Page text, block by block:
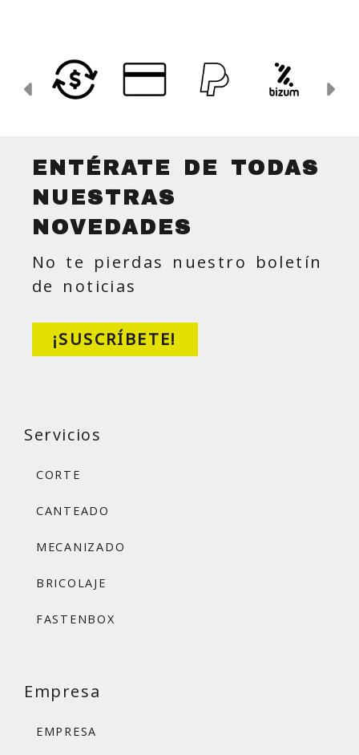
Anterior
ENTÉRATE DE TODAS
NUESTRAS
NOVEDADES
No te pierdas nuestro boletín
de noticias
¡SUSCRÍBETE!
Servicios
CORTE
CANTEADO
MECANIZADO
BRICOLAJE
FASTENBOX
Empresa
EMPRESA